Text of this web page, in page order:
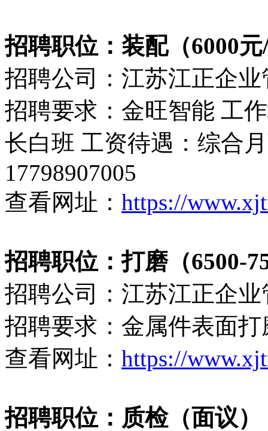
招聘职位：装配（6000
招聘公司：江苏江正企
招聘要求：金旺智能 工
长白班 工资待遇：综合
17798907005
查看网址： https://
招聘职位：打磨（6500-
招聘公司：江苏江正企
招聘要求：金属件表面
查看网址： https://
招聘职位：质检（面议）